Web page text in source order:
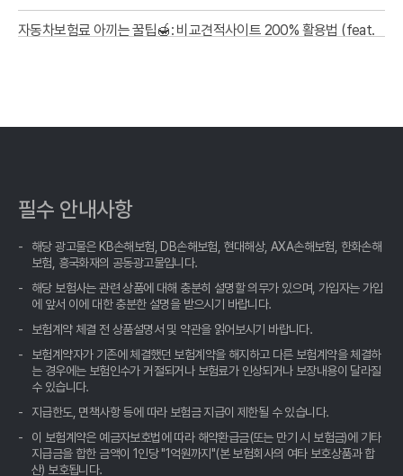
자동차보험료 아끼는 꿀팁🍯: 비교견적사이트 200% 활용법 (feat.
내 차 보험료, 1초 만에 나만의 맞춤 견적 확인! 똑똑하게 비교하고
득템하는 비법
자동차보험료 아끼는 꿀팁, 비교견적사이트 숨겨진 활용법 공개!
자동차보험료 비교견적? 발품 팔지 말고, 클릭 몇 번으로 끝내는 꿀
팁!
나만 몰랐던 자동차보험료, 비교견적사이트 활용해 진짜 '내' 보험료
찾기!
자동차보험료 아끼는 꿀팁🍯: 비교견적 사이트, 숨겨진 보물찾기💎
필수 안내사항
해당 광고물은 KB손해보험, DB손해보험, 현대해상, AXA손해보험, 한화손해
보험, 흥국화재의 공동광고물입니다.
해당 보험사는 관련 상품에 대해 충분히 설명할 의무가 있으며, 가입자는 가입
에 앞서 이에 대한 충분한 설명을 받으시기 바랍니다.
보험계약 체결 전 상품설명서 및 약관을 읽어보시기 바랍니다.
보험계약자가 기존에 체결했던 보험계약을 해지하고 다른 보험계약을 체결하
는 경우에는 보험인수가 거절되거나 보험료가 인상되거나 보장내용이 달라질
수 있습니다.
지급한도, 면책사항 등에 따라 보험금 지급이 제한될 수 있습니다.
이 보험계약은 예금자보호법에 따라 해약환급금(또는 만기 시 보험금)에 기타
지급금을 합한 금액이 1인당 "1억원까지"(본 보험회사의 여타 보호상품과 합
산) 보호됩니다.